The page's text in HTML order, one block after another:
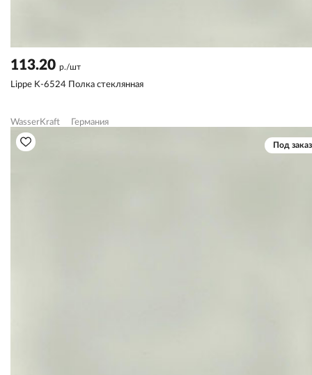
113.20 р./шт
Lippe K-6524 Полка стеклянная
WasserKraft Германия
Под заказ